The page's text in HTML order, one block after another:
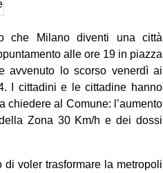
che Milano diventi una città
alle ore 19 in piazza
avvenuto lo scorso venerdì ai
I cittadini e le cittadine hanno
chiedere al Comune: l’aumento
Zona 30 Km/h e dei dossi
voler trasformare la metropoli